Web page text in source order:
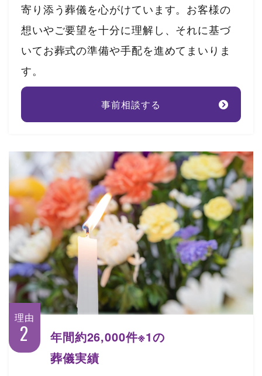
寄り添う葬儀を心がけています。お客様の
想いやご要望を十分に理解し、それに基づ
いてお葬式の準備や手配を進めてまいりま
す。
事前相談する
理由
2 年間約26,000件※1の
葬儀実績